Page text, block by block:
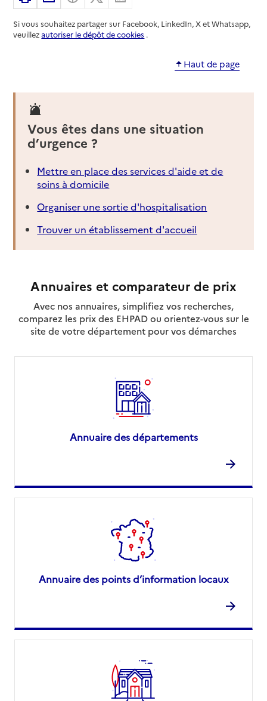
Si vous souhaitez partager sur Facebook, LinkedIn, X et Whatsapp,
veuillezautoriser le dépôt de cookies .
Haut de page
Vous êtes dans une situation
d’urgence ?
Mettre en place des services d'aide et de
soins à domicile
Organiser une sortie d'hospitalisation
Trouver un établissement d'accueil
Annuaires et comparateur de prix
Avec nos annuaires, simplifiez vos recherches,
comparez les prix des EHPAD ou orientez-vous sur le
site de votre département pour vos démarches
Annuaire des départements
Annuaire des points d’information locaux